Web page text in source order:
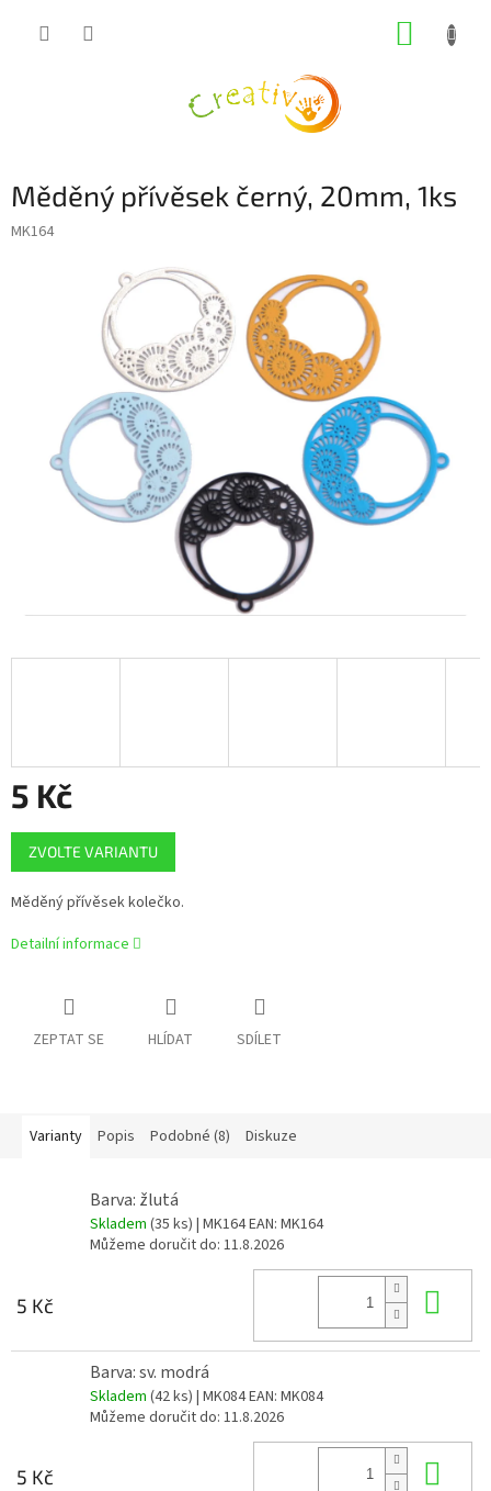
Měděný přívěsek černý, 20mm, 1ks
MK164
5 Kč
Měrná
cena:
ZVOLTE VARIANTU
Měděný přívěsek kolečko.
Detailní informace
ZEPTAT SE HLÍDAT SDÍLET
Varianty Popis Podobné (8) Diskuze
Barva: žlutá
Skladem (35 ks) | MK164EAN: MK164
Můžeme doručit do: 11.8.2026
5 Kč
Barva: sv. modrá
Skladem (42 ks) | MK084EAN: MK084
Můžeme doručit do: 11.8.2026
5 Kč